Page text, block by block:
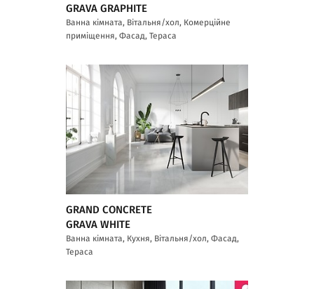
GRAVA GRAPHITE
Ванна кімната, Вітальня/хол, Комерційне
приміщення, Фасад, Тераса
GRAND CONCRETE
GRAVA WHITE
Ванна кімната, Кухня, Вітальня/хол, Фасад,
Тераса